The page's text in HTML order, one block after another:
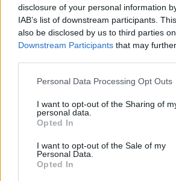
disclosure of your personal information
IAB’s list of downstream participants.
also be disclosed by us to third parties
Downstream Participants that may
Please note that this website/app uses
not limited to your visit or usage
grant or deny consent to Google and its
use your data for below specified
consent section.
Personal Data Processing Opt Outs
I want to opt-out of the Sharing of
personal data.
Opted In
I want to opt-out of the Sale of my
Personal Data.
Opted In
#CELEB VAGYOK, MENTS KI INNEN! #
MENTS KI INNEN #RTL #INTERJÚ
KOCSIS TIBÓ #KIESÉS